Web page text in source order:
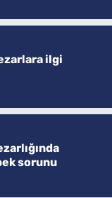
ilgi
sorunu